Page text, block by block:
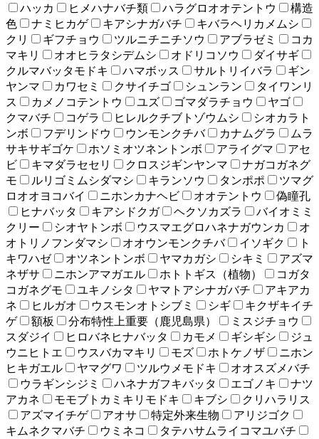
ハッカ
ヒメハナバチ類 ハラグロオオテントウ
構造
色
ナミヒカゲ キアシナガバチ
キバラヘリカメムシ
クリ
ギフチョウ ツルニチニチソウ アブラゼミ
コカ
マキリ
オオヒラタシデムシ オドリコソウ
ダイサギ
クルマバッタモドキ
ハマボッス サルトリイバラ
ギン
ヤンマ
カワセミ クサイチゴ シュンラン
タイワンリ
ス
カメノコテントウ ユズ ゴマダラチョウ
ヤゴ
クマバチ
コゲラ ヒレルクチブトゾウムシ
シオカラト
ンボ
フデリンドウ ウンモンクチバ カナムグラ
ムラ
サキサギゴケ
ホソミオツネントンボ アライグマ
アセ
ビ
キマダラセセリ クロスジギンヤンマ
ナガコガネグ
モ
ルリゴミムシダマシ キランソウ タンポポ
ツマグ
ロオオヨコバイ
ニホンカナヘビ オオテントウ
偽瞳孔
ヒナバッタ
キアシドクガ ヘクソカズラ
バイオミミ
クリー
シオヤトンボ ウスマエグロハネナガウンカ
オ
オトリノフンダマシ
オオウンモンクチバ イソギク
ト
キワハゼ
オツネントンボ ヤマカガシ シキミ
アズマ
ネザサ
ニホンアマガエル ホトトギス（植物）
コガタ
コガネグモ
ユキノシタ ヤマトアシナガバチ
アキアカ
ネ
ヒルガオ ウスモンオトシブミ シギ
キクザキイチ
ゲ
額板 分布特性上重要（鹿児島県）
ミスジチョウ
スダジイ
ヒロバネヒナバッタ カモメ ギシギシ
ジュ
ウニヒトエ
ウスバカマキリ モズ ホトケノザ
ニホン
ヒキガエル
ヤマグワ ツルウメモドキ
オオスズメバチ
ウラギンシジミ
ハネナガフキバッタ エゴノキ
ナツ
アカネ
モモブトカミキリモドキ キブシ
クリハラリス
アズマイチゲ
アオサ 特定外来生物
アリジゴク
キムネクマバチ
ウミネコ タテハサムライコマユバチ